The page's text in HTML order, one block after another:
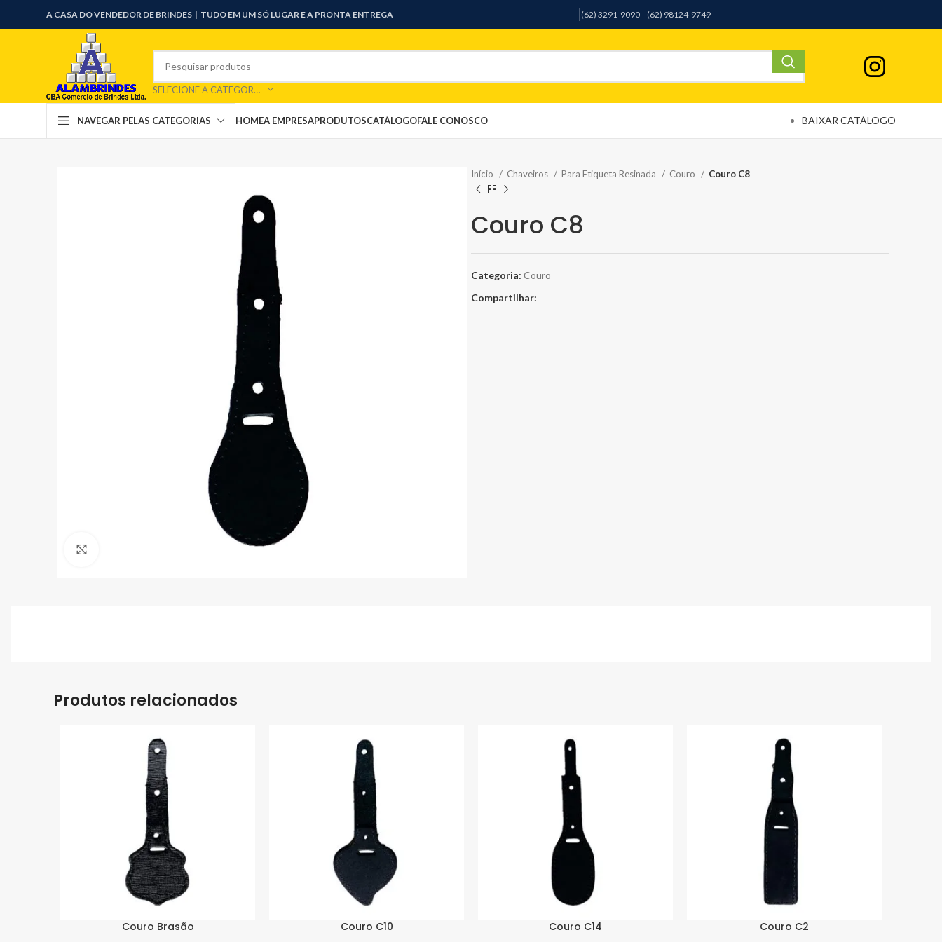
A CASA DO VENDEDOR DE BRINDES | TUDO EM UM SÓ LUGAR E A PRONTA ENTREGA (62) 3291-9090 (62) 98124-9749
SELECIONE A CATEGORIA
NAVEGAR PELAS CATEGORIAS HOMEA EMPRESAPRODUTOSCATÁLOGOFALE CONOSCO BAIXAR CATÁLOGO
Início Chaveiros Para Etiqueta Resinada Couro Couro C8
Couro C8
Categoria: Couro
Compartilhar:
Produtos relacionados
Couro Brasão Couro C10 Couro C14 Couro C2